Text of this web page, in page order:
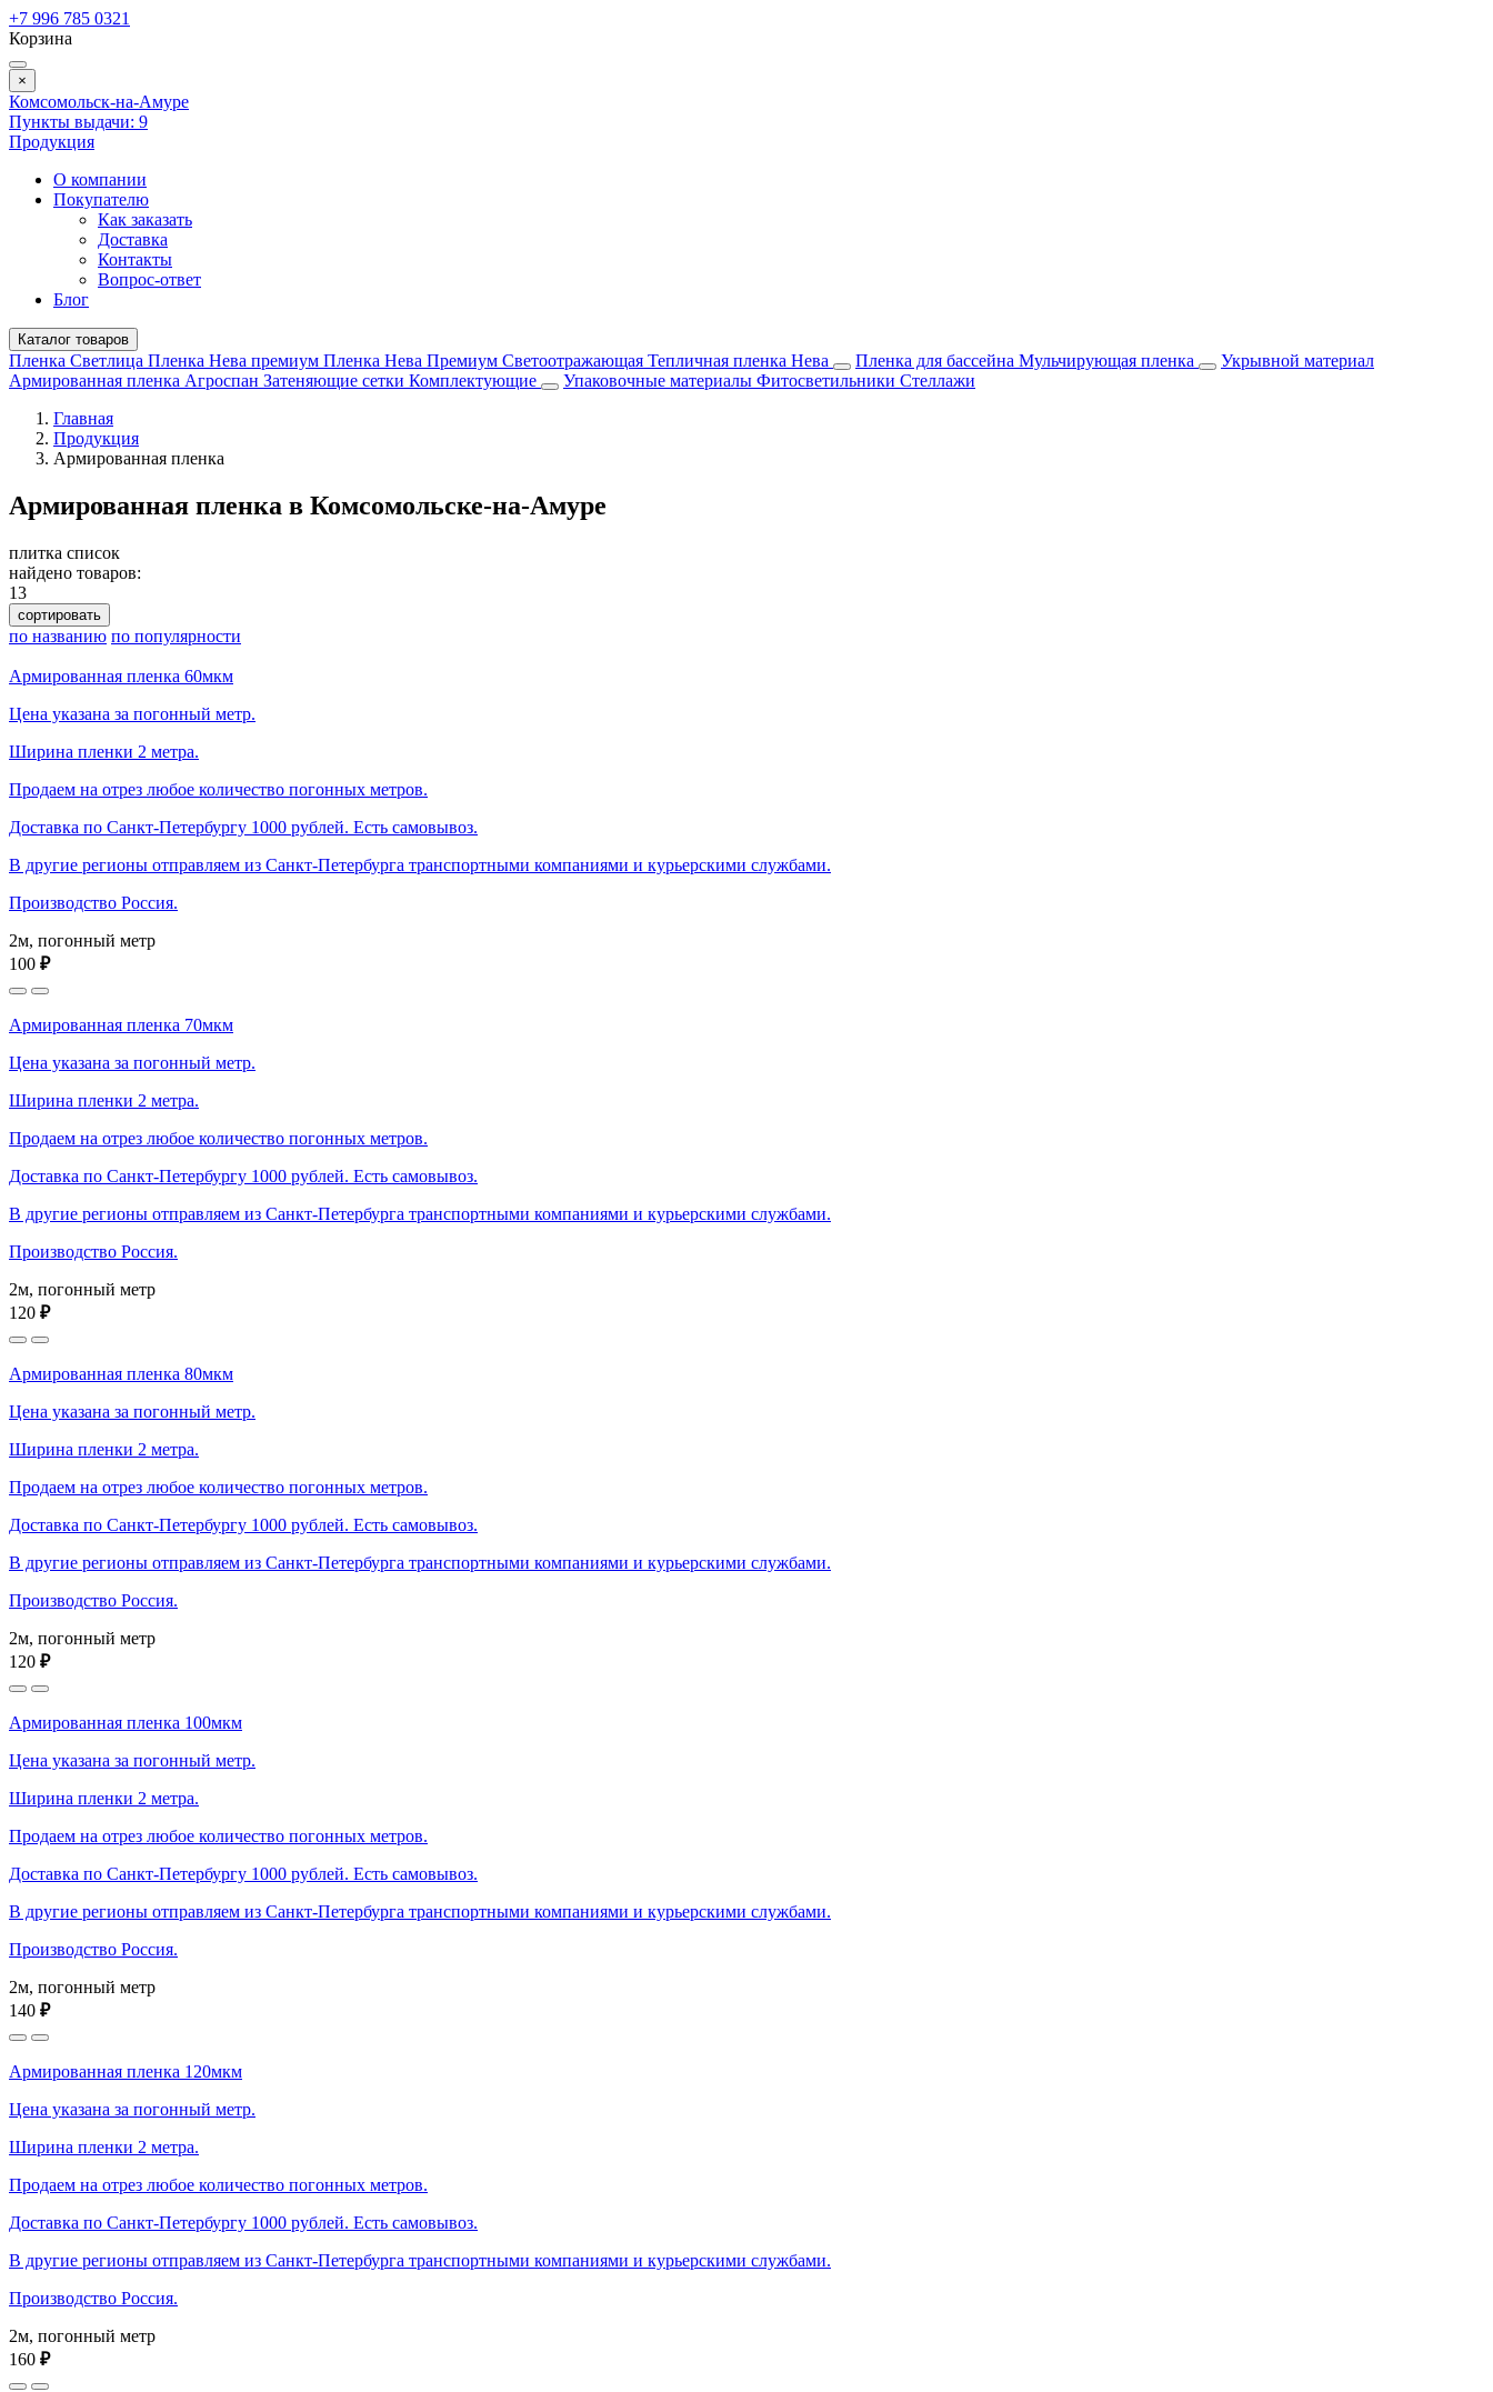
+7 996 785 0321
Корзина
×
Комсомольск-на-Амуре
Пункты выдачи: 9
Продукция
О компании
Покупателю
Как заказать
Доставка
Контакты
Вопрос-ответ
Блог
Каталог товаров
Пленка Светлица Пленка Нева премиум Пленка Нева Премиум Светоотражающая Тепличная пленка Нева Пленка для бассейна Мульчирующая пленка
Укрывной материал
Армированная пленка Агроспан Затеняющие сетки Комплектующие Упаковочные материалы Фитосветильники Стеллажи
Главная
Продукция
Армированная пленка
Армированная пленка в Комсомольске-на-Амуре
плитка список
найдено товаров:
13
сортировать
по названию по популярности
Армированная пленка 60мкм
Цена указана за погонный метр.
Ширина пленки 2 метра.
Продаем на отрез любое количество погонных метров.
Доставка по Санкт-Петербургу 1000 рублей. Есть самовывоз.
В другие регионы отправляем из Санкт-Петербурга транспортными компаниями и курьерскими службами.
Производство Россия.
2м, погонный метр
100 ₽
Армированная пленка 70мкм
Цена указана за погонный метр.
Ширина пленки 2 метра.
Продаем на отрез любое количество погонных метров.
Доставка по Санкт-Петербургу 1000 рублей. Есть самовывоз.
В другие регионы отправляем из Санкт-Петербурга транспортными компаниями и курьерскими службами.
Производство Россия.
2м, погонный метр
120 ₽
Армированная пленка 80мкм
Цена указана за погонный метр.
Ширина пленки 2 метра.
Продаем на отрез любое количество погонных метров.
Доставка по Санкт-Петербургу 1000 рублей. Есть самовывоз.
В другие регионы отправляем из Санкт-Петербурга транспортными компаниями и курьерскими службами.
Производство Россия.
2м, погонный метр
120 ₽
Армированная пленка 100мкм
Цена указана за погонный метр.
Ширина пленки 2 метра.
Продаем на отрез любое количество погонных метров.
Доставка по Санкт-Петербургу 1000 рублей. Есть самовывоз.
В другие регионы отправляем из Санкт-Петербурга транспортными компаниями и курьерскими службами.
Производство Россия.
2м, погонный метр
140 ₽
Армированная пленка 120мкм
Цена указана за погонный метр.
Ширина пленки 2 метра.
Продаем на отрез любое количество погонных метров.
Доставка по Санкт-Петербургу 1000 рублей. Есть самовывоз.
В другие регионы отправляем из Санкт-Петербурга транспортными компаниями и курьерскими службами.
Производство Россия.
2м, погонный метр
160 ₽